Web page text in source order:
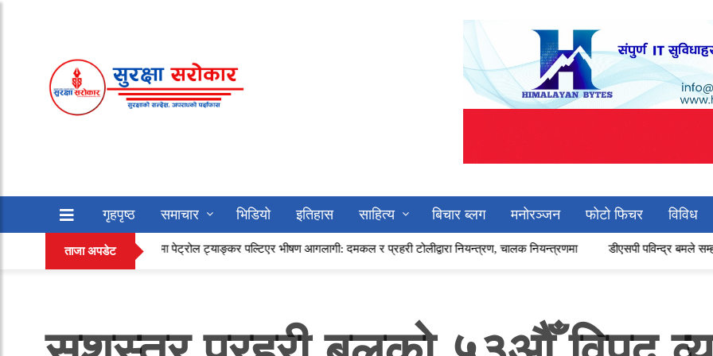
गृहपृष्ठ समाचार भिडियो इतिहास साहित्य बिचार ब्लग मनोरञ्जन फोटो फिचर विविध
सफलताको कथा अन्य
ताजा अपडेट
राजमार्गमा पेट्रोल ट्याङ्कर पल्टिएर भीषण आगलागी: दमकल र प्रहरी टोलीद्वारा नियन्त्रण, चालक नियन्त्रणमा डीएसपी पविन्द्र बमले सम्हाले अछाम प्रहरीको नेतृत्व,